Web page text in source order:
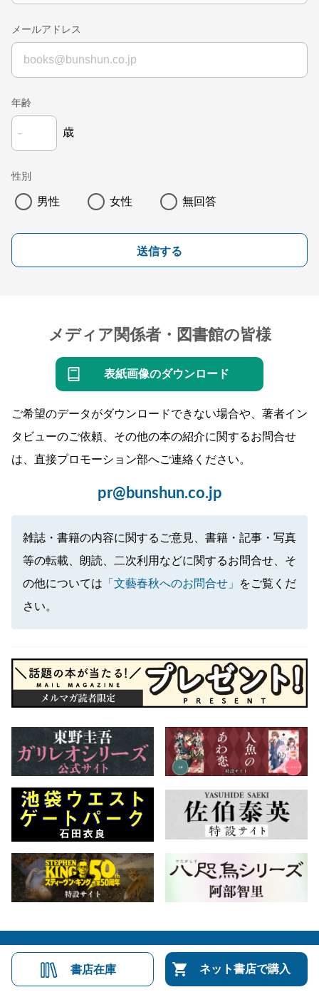
メールアドレス
年齢
歳
性別
男性 女性 無回答
送信する
メディア関係者・図書館の皆様
表紙画像のダウンロード
ご希望のデータがダウンロードできない場合や、著者イン
タビューのご依頼、その他の本の紹介に関するお問合せ
は、直接プロモーション部へご連絡ください。
pr@bunshun.co.jp
雑誌・書籍の内容に関するご意見、書籍・記事・写真
等の転載、朗読、二次利用などに関するお問合せ、そ
の他については 「文藝春秋へのお問合せ」
をご覧くだ
さい。
書店在庫 ネット書店で購入
会社概要 自費出版のご案内 お問合せ
株式会社文藝春秋 Number Web
CREA WEB
Copyright © Bungeishunju Ltd.